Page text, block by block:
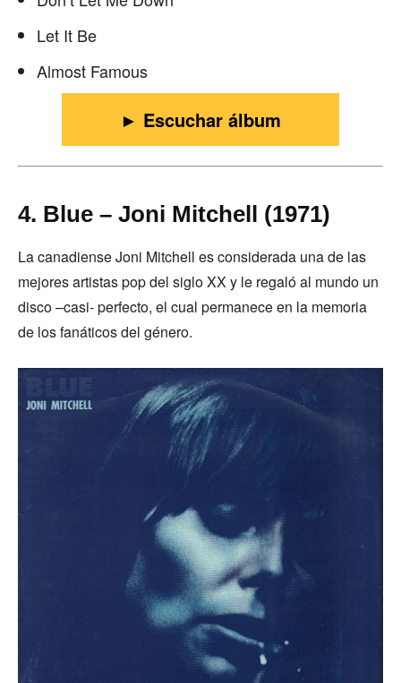
Let It Be
Almost Famous
► Escuchar álbum
4. Blue – Joni Mitchell (1971)
La canadiense Joni Mitchell es considerada una de las
mejores artistas pop del siglo XX y le regaló al mundo un
disco –casi- perfecto, el cual permanece en la memoria
de los fanáticos del género.